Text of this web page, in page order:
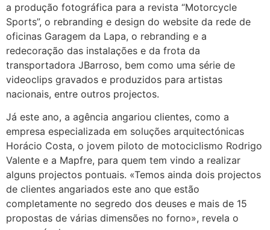
a produção fotográfica para a revista “Motorcycle
Sports”, o rebranding e design do website da rede de
oficinas Garagem da Lapa, o rebranding e a
redecoração das instalações e da frota da
transportadora JBarroso, bem como uma série de
videoclips gravados e produzidos para artistas
nacionais, entre outros projectos.
Já este ano, a agência angariou clientes, como a
empresa especializada em soluções arquitectónicas
Horácio Costa, o jovem piloto de motociclismo Rodrigo
Valente e a Mapfre, para quem tem vindo a realizar
alguns projectos pontuais. «Temos ainda dois projectos
de clientes angariados este ano que estão
completamente no segredo dos deuses e mais de 15
propostas de várias dimensões no forno», revela o